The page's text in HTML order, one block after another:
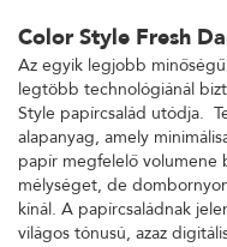
Color Style Fresh
Az egyik legjobb
legtöbb technológiánál
Style papírcsalád utódja.
alapanyag, amely
papír megfelelő volumene
mélységet, de
kínál. A papírcsaládnak
világos tónusú, azaz